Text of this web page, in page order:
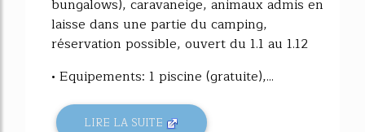
bungalows), caravaneige, animaux admis en
laisse dans une partie du camping,
réservation possible, ouvert du 1.1 au 1.12
• Equipements: 1 piscine (gratuite),...
LIRE LA SUITE